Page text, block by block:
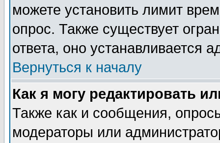
можете установить лимит
опрос. Также существует
ответа, оно устанавливается
Вернуться к началу
Как я могу редактировать
Также как и сообщения,
модераторы или